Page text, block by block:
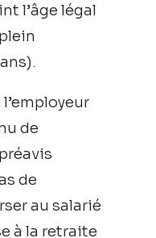
l’âge légal
de
de
au salarié
à la retraite